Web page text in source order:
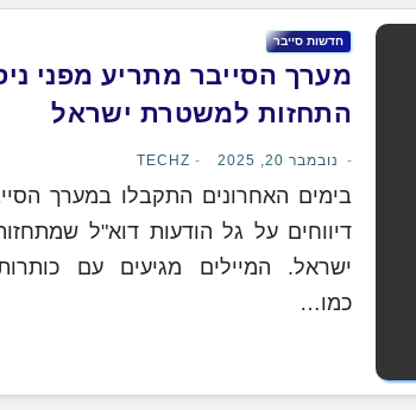
‏חדשות ‏סייבר
מערך הסייבר מתריע מפני
התחזות למשטרת ישראל
נובמבר 20, 2025 TECHZ
בימים האחרונים התקבלו במערך
דיווחים על גל הודעות דוא"ל
ישראל. המיילים מגיעים עם
כמו…